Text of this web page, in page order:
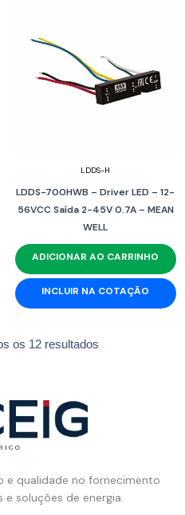
LDDS-H
LDDS-700HWB – Driver LED – 12-
56VCC Saída 2-45V 0.7A – MEAN
WELL
ADICIONAR AO CARRINHO
INCLUIR NA COTAÇÃO
os 12 resultados
e qualidade no fornecimento
soluções de energia.